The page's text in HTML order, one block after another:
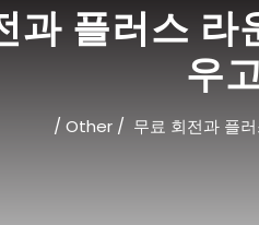
과 플러스 라
우
/ Other / 무료 회전과 플